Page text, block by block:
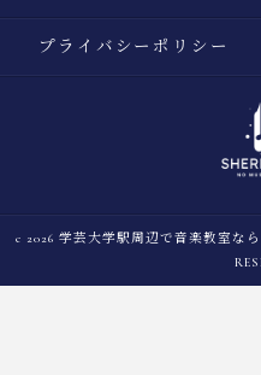
プライバシーポリシー
c 2026 学芸大学駅周辺で音楽教室な